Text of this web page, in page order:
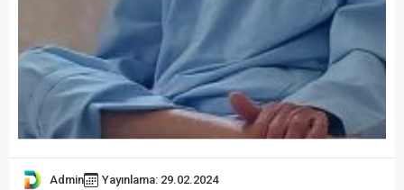
Admin
Yayınlama: 29.02.2024